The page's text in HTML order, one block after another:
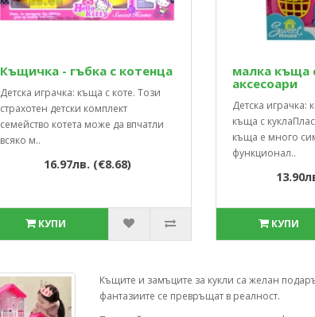
Къщичка - гъбка с котенца
Детска играчка: къща с коте. Този
страхотен детски комплект
семейство котета може да впчатли
всяко м..
16.97лв. (€8.68)
КУПИ
малка къща
аксесоари
Детска играчка:
къща с
къща е много
функционал..
КУПИ
Къщите и замъците за кукли са желан
фантазиите се превръщат в реалност.